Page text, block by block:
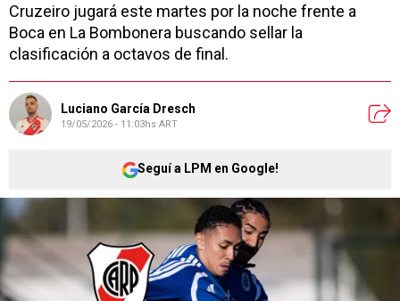
Cruzeiro jugará este martes por la noche frente a
Boca en La Bombonera buscando sellar la
clasificación a octavos de final.
Luciano García Dresch
19/05/2026 - 11:03hs ART
Seguí a LPM en Google!